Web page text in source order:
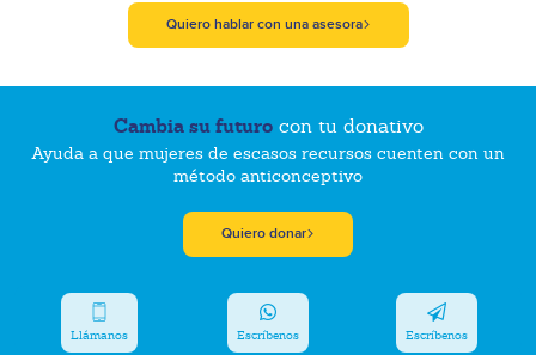
Quiero hablar con una asesora
Cambia su futurocon tu donativo
Ayuda a que mujeres de escasos recursos cuenten con un
método anticonceptivo
Quiero donar
Llámanos Escríbenos Escríbenos